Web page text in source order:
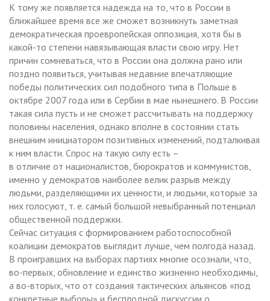
К тому же появляется надежда на то, что в России в
ближайшее время все же сможет возникнуть заметная
демократическая проевропейская оппозиция, хотя бы в
какой-то степени навязывающая власти свою игру. Нет
причин сомневаться, что в России она должна рано или
поздно появиться, учитывая недавние впечатляющие
победы политических сил подобного типа в Польше в
октябре 2007 года или в Сербии в мае нынешнего. В России
такая сила пусть и не сможет рассчитывать на поддержку
половины населения, однако вполне в состоянии стать
внешним инициатором позитивных изменений, подталкивая
к ним власти. Спрос на такую силу есть –
в отличие от националистов, бюрократов и коммунистов,
именно у демократов наиболее велик разрыв между
людьми, разделяющими их ценности, и людьми, которые за
них голосуют, т. е. самый большой невыбранный потенциал
общественной поддержки.
Сейчас ситуация с формированием работоспособной
коалиции демократов выглядит лучше, чем полгода назад.
В проигравших на выборах партиях многие осознали, что,
во-первых, обновление и единство жизненно необходимы,
а во-вторых, что от создания тактических альянсов «под
конкретные выборы» и бесплодной дискуссии о